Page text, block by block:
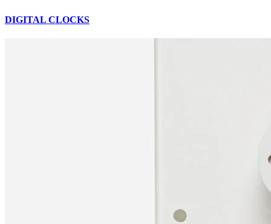
DIGITAL CLOCKS